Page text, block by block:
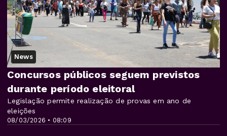
News
08/03/2026 • 08:09
Concursos públicos seguem previstos
durante período eleitoral
Legislação permite realização de provas em ano de
eleições